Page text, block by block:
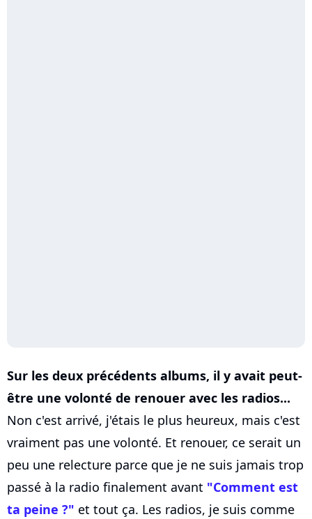
Sur les deux précédents albums, il y avait peut-
être une volonté de renouer avec les radios...
Non c'est arrivé, j'étais le plus heureux, mais c'est
vraiment pas une volonté. Et renouer, ce serait un
peu une relecture parce que je ne suis jamais trop
passé à la radio finalement avant "Comment est
ta peine ?" et tout ça. Les radios, je suis comme